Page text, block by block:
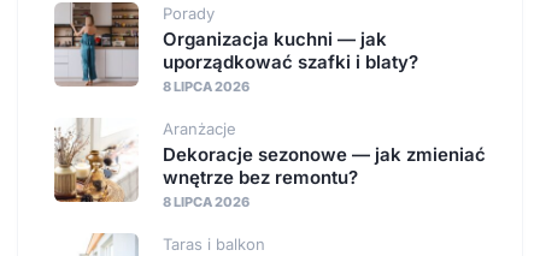
Porady
Organizacja kuchni — jak
uporządkować szafki i blaty?
8 LIPCA 2026
Aranżacje
Dekoracje sezonowe — jak zmieniać
wnętrze bez remontu?
8 LIPCA 2026
Taras i balkon